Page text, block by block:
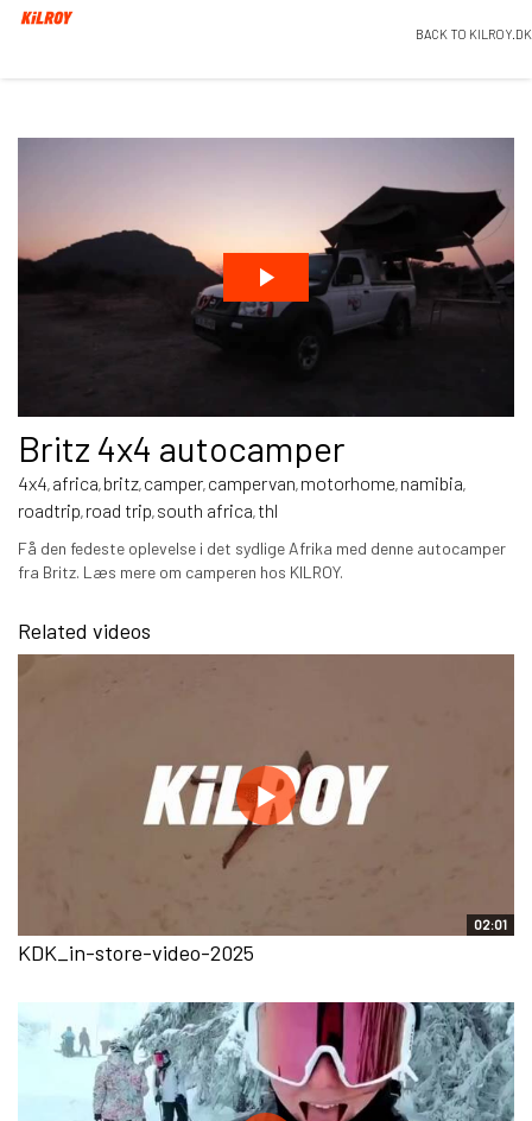
BACK TO KILROY.DK
Britz 4x4 autocamper
4x4, africa, britz, camper, campervan, motorhome, namibia,
roadtrip, road trip, south africa, thl
Få den fedeste oplevelse i det sydlige Afrika med denne autocamper
fra Britz. Læs mere om camperen hos KILROY.
Related videos
02:01
KDK_in-store-video-2025